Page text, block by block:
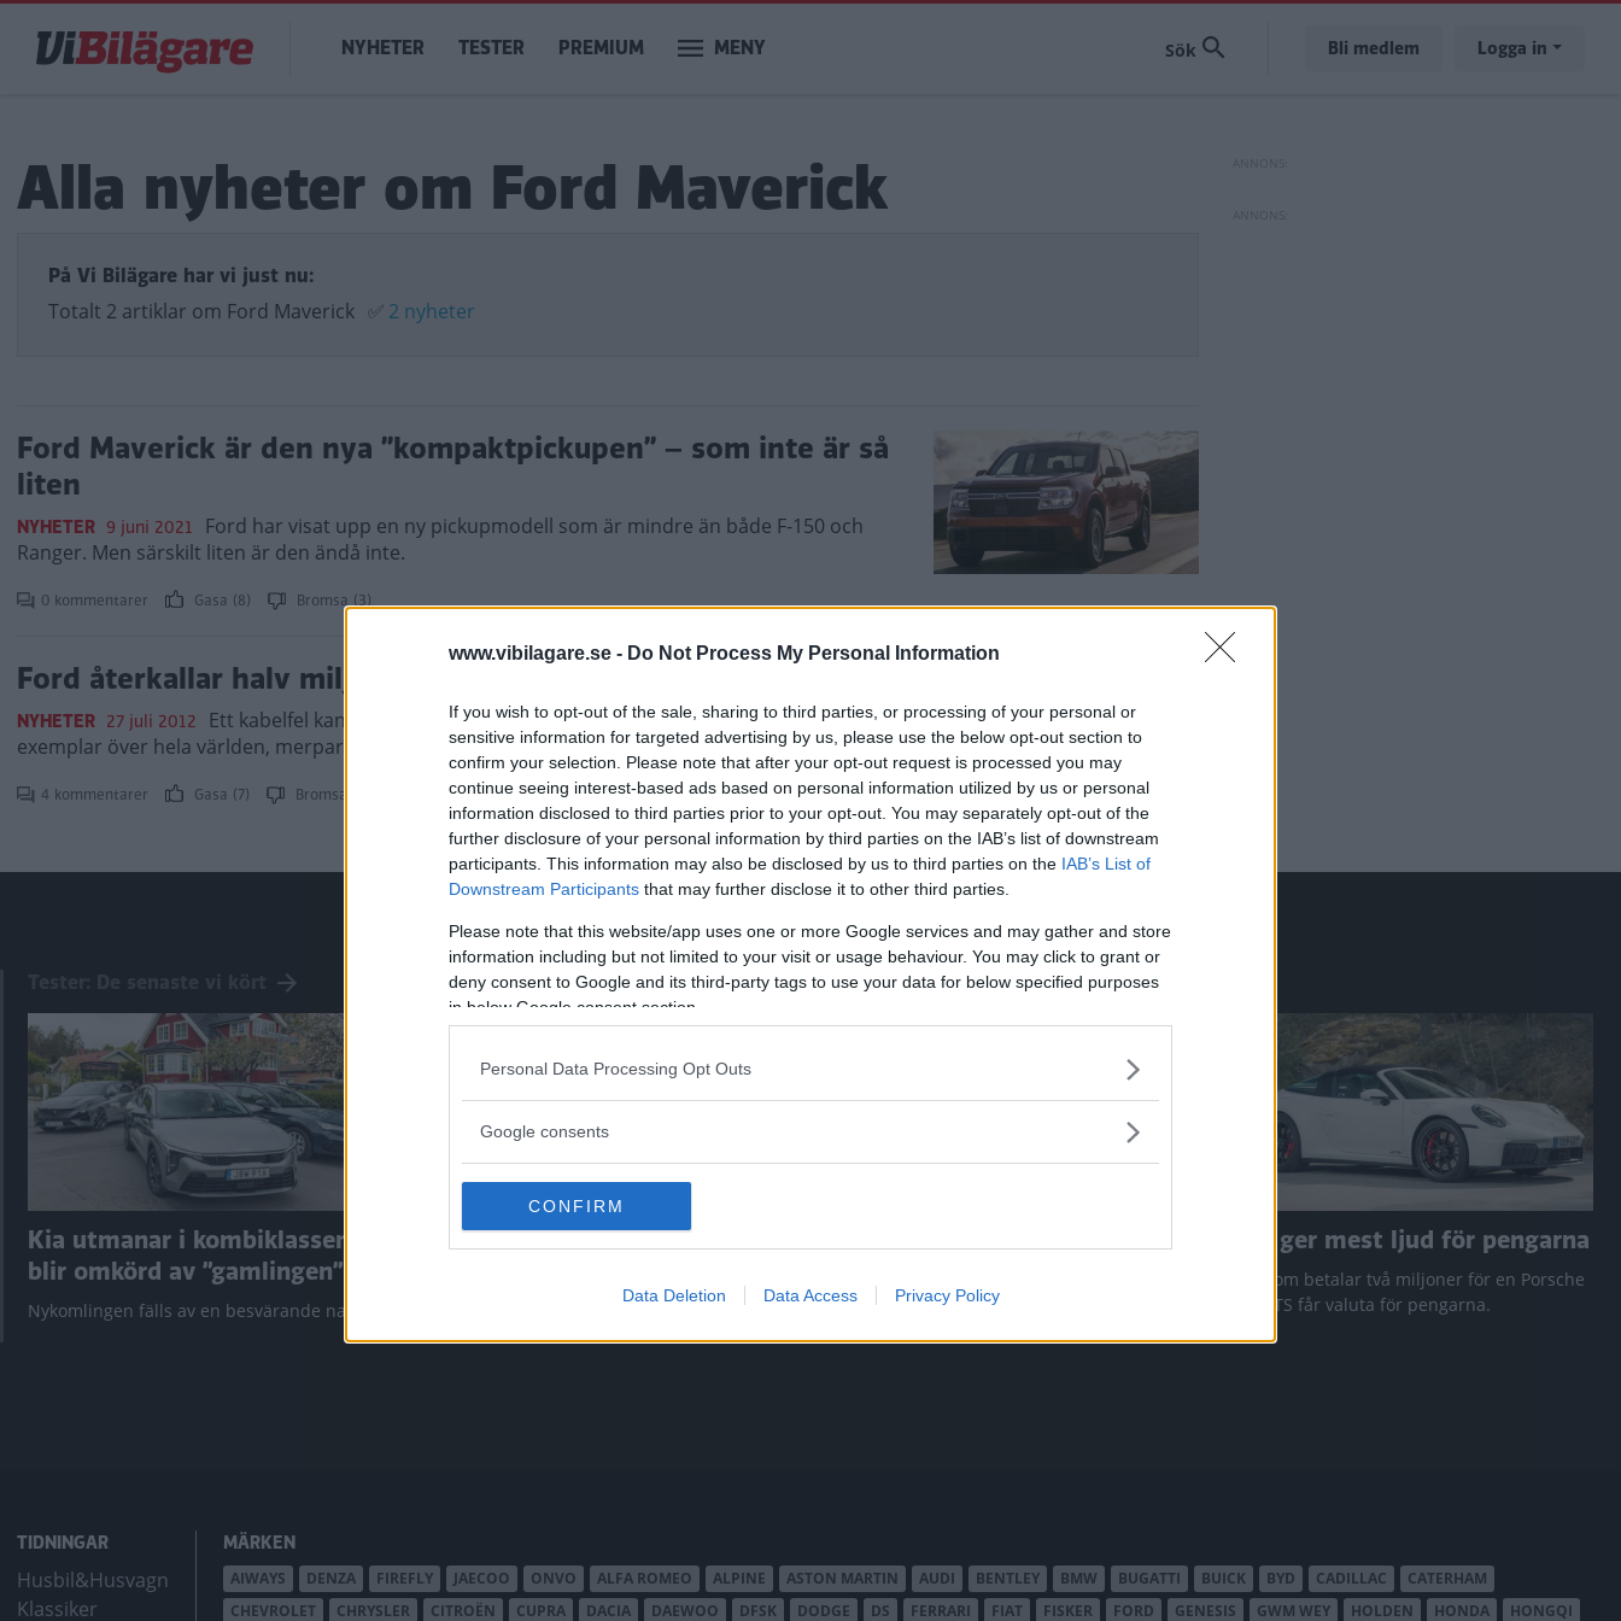
www.vibilagare.se - Do Not Process My Personal Information
If you wish to opt-out of the sale, sharing to third parties, or processing of your personal or
sensitive information for targeted advertising by us, please use the below opt-out section to
confirm your selection. Please note that after your opt-out request is processed you may
continue seeing interest-based ads based on personal information utilized by us or personal
information disclosed to third parties prior to your opt-out. You may separately opt-out of the
further disclosure of your personal information by third parties on the IAB’s list of downstream
participants. This information may also be disclosed by us to third parties on the IAB’s List of
Downstream Participants that may further disclose it to other third parties.
Please note that this website/app uses one or more Google services and may gather and store
information including but not limited to your visit or usage behaviour. You may click to grant or
deny consent to Google and its third-party tags to use your data for below specified purposes
in below Google consent section.
Personal Data Processing Opt Outs
Google consents
CONFIRM
Data Deletion Data Access Privacy Policy
huvudinnehåll
Main
navigation
NYHETER TESTER PREMIUM MENY Bli medlem Logga in
Alla nyheter om Ford Maverick
På Vi Bilägare har vi just nu:
Totalt 2 artiklar om Ford Maverick ✅ 2 nyheter
Ford Maverick är den nya ”kompaktpickupen” – som inte är så
liten
NYHETER 9 juni 2021 Ford har visat upp en ny pickupmodell som är mindre än både F-150 och
Ranger. Men särskilt liten är den ändå inte.
0 kommentarer Gasa (8) Bromsa (3)
Ford återkallar halv miljon bilar
NYHETER 27 juli 2012 Ett kabelfel kan få Ford Escape att skena okontrollerat. Nu återkallas 485 000
exemplar över hela världen, merparten i USA.
4 kommentarer Gasa (7) Bromsa (6)
Kia utmanar i kombiklassen –
blir omkörd av ”gamlingen”
Nykomlingen fälls av en besvärande nackdel.
”God chans att bli ny favorit”
krympt men fylls nu på av eldrivna Toyota
Så står sig nya Toyota RAV4
Mazda CX-5.
Den ger mest ljud för pengarna
Den som betalar två miljoner för en Porsche
911 GTS får valuta för pengarna.
TIDNINGAR
Husbil&Husvagn
Klassiker
MÄRKEN
AIWAYS DENZA FIREFLY JAECOO ONVO ALFA ROMEO ALPINE ASTON MARTIN AUDI BENTLEY BMW BUGATTI BUICK BYD CADILLAC
CATERHAM
CHEVROLET
CHRYSLER CITROËN CUPRA DACIA DAEWOO DFSK DODGE DS FERRARI FIAT FISKER FORD GENESIS GWM WEY HOLDEN HONDA HONGQI